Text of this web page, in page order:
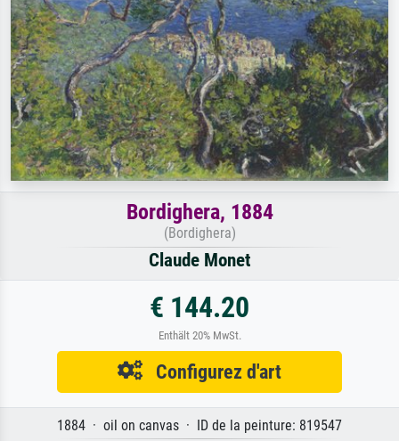
Bordighera, 1884
(Bordighera)
Claude Monet
€ 144.20
Enthält 20% MwSt.
Configurez d'art
1884 · oil on canvas · ID de la peinture: 819547